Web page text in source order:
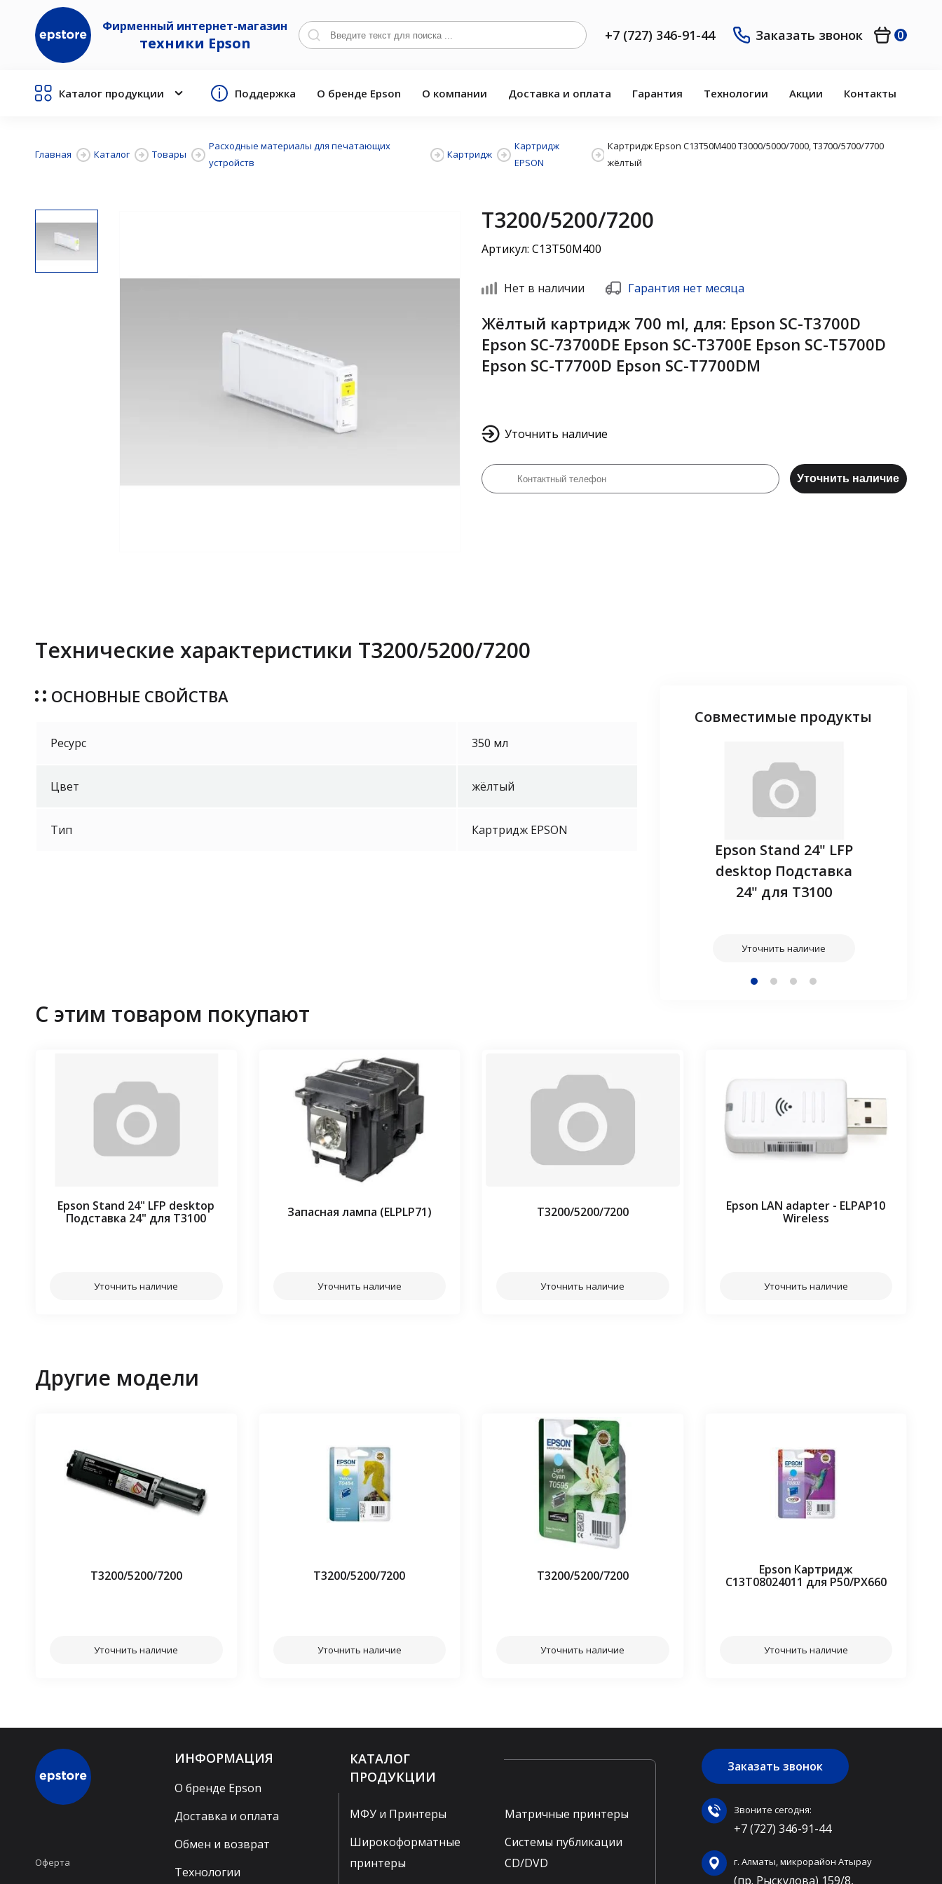
Фирменный интернет-магазин
техники Epson +7 (727) 346-91-44 Заказать звонок 0
Каталог продукции Поддержка О бренде Epson О компании Доставка и оплата Гарантия Технологии Акции Контакты
Главная Каталог Товары
Расходные материалы для печатающих
устройств
Картридж
Картридж
EPSON
Картридж Epson C13T50M400 T3000/5000/7000, Т3700/5700/7700
жёлтый
Т3200/5200/7200
Артикул: C13T50M400
Нет в наличии Гарантия нет месяца
Жёлтый картридж 700 ml, для: Epson SC-T3700D
Epson SC-73700DE Epson SC-T3700E Epson SC-T5700D
Epson SC-T7700D Epson SC-T7700DM
Уточнить наличие
Уточнить наличие
Технические характеристики Т3200/5200/7200
ОСНОВНЫЕ СВОЙСТВА
Ресурс 350 мл
Цвет жёлтый
Тип Картридж EPSON
Совместимые продукты
Epson Stand 24" LFP
desktop Подставка
24" для T3100
Уточнить наличие
С этим товаром покупают
Epson Stand 24" LFP desktop
Подставка 24" для T3100
Уточнить наличие
Запасная лампа (ELPLP71)
Уточнить наличие
Т3200/5200/7200
Уточнить наличие
Epson LAN adapter - ELPAP10
Wireless
Уточнить наличие
Другие модели
Т3200/5200/7200
Уточнить наличие
Т3200/5200/7200
Уточнить наличие
Т3200/5200/7200
Уточнить наличие
Epson Картридж
C13T08024011 для P50/PX660
Уточнить наличие
Оферта
ИНФОРМАЦИЯ
О бренде Epson
Доставка и оплата
Обмен и возврат
Технологии
КАТАЛОГ
ПРОДУКЦИИ
МФУ и Принтеры
Широкоформатные
принтеры
Матричные принтеры
Системы публикации
CD/DVD
Заказать звонок
Звоните сегодня:
+7 (727) 346-91-44
г. Алматы, микрорайон Атырау
(пр. Рыскулова) 159/8,